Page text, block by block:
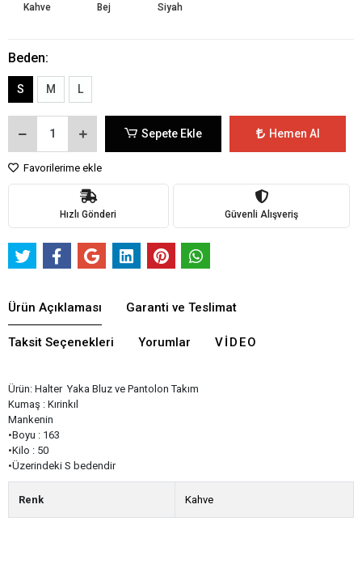
Kahve Bej Siyah
Beden:
S M L
Sepete Ekle Hemen Al
Favorilerime ekle
Hızlı Gönderi Güvenli Alışveriş
Ürün Açıklaması Garanti ve Teslimat
Taksit Seçenekleri Yorumlar VIDEO
Ürün: Halter Yaka Bluz ve Pantolon Takım
Kumaş : Kırinkıl
Mankenin
•Boyu : 163
•Kilo : 50
•Üzerindeki S bedendir
Renk Kahve